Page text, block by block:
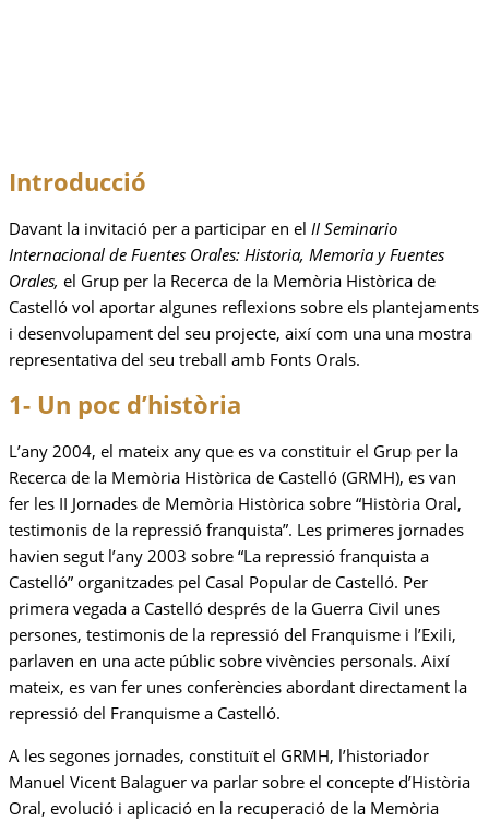
Introducció
Davant la invitació per a participar en el II Seminario
Internacional de Fuentes Orales: Historia, Memoria y Fuentes
Orales, el Grup per la Recerca de la Memòria Històrica de
Castelló vol aportar algunes reflexions sobre els plantejaments
i desenvolupament del seu projecte, així com una una mostra
representativa del seu treball amb Fonts Orals.
1- Un poc d’història
L’any 2004, el mateix any que es va constituir el Grup per la
Recerca de la Memòria Històrica de Castelló (GRMH), es van
fer les II Jornades de Memòria Històrica sobre “Història Oral,
testimonis de la repressió franquista”. Les primeres jornades
havien segut l’any 2003 sobre “La repressió franquista a
Castelló” organitzades pel Casal Popular de Castelló. Per
primera vegada a Castelló després de la Guerra Civil unes
persones, testimonis de la repressió del Franquisme i l’Exili,
parlaven en una acte públic sobre vivències personals. Així
mateix, es van fer unes conferències abordant directament la
repressió del Franquisme a Castelló.
A les segones jornades, constituït el GRMH, l’historiador
Manuel Vicent Balaguer va parlar sobre el concepte d’Història
Oral, evolució i aplicació en la recuperació de la Memòria